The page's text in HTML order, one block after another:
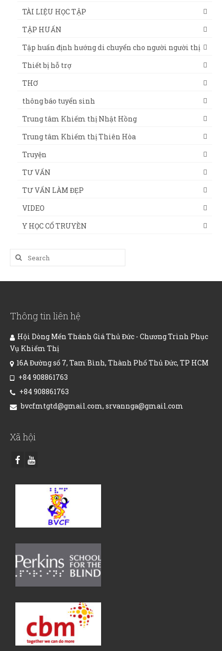
TÀI LIỆU HỌC TẬP
TẬP HUẤN
Tập huấn định hướng di chuyển cho người người thị
Thiết bị hỗ trợ
THƠ
thông báo tuyển sinh
Trung tâm Khiếm thị Nhật Hồng
Trung tâm Khiếm thị Thiên Hòa
Truyện
TƯ VẤN
TƯ VẤN LÀM ĐẸP
VIDEO
Y HỌC CỔ TRUYỀN
Search
for:
Thông tin liên hệ
Hội Dòng Mến Thánh Giá Thủ Đức - Chương Trình Phục
Vụ Khiếm Thị
16A Đường số 7, Tam Bình, Thành Phố Thủ Đức, TP HCM
+84 908861763
+84 908861763
bvcfmtgtd@gmail.com, srvannga@gmail.com
Xã hội